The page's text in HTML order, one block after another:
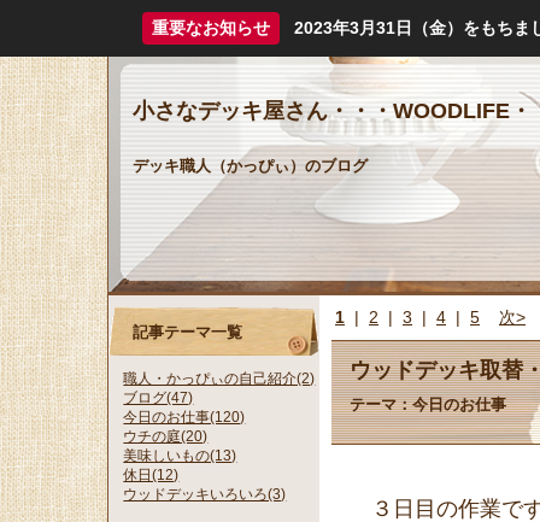
重要なお知らせ 2023年3月31日（金）をもちま
小さなデッキ屋さん・・・WOODLIFE・
デッキ職人（かっぴぃ）のブログ
1 | 2 | 3 | 4 | 5 次>
ウッドデッキ取替
テーマ：今日のお仕事
３日目の作業で
記事テーマ一覧
職人・かっぴぃの自己紹介(2)
ブログ(47)
今日のお仕事(120)
ウチの庭(20)
美味しいもの(13)
休日(12)
ウッドデッキいろいろ(3)